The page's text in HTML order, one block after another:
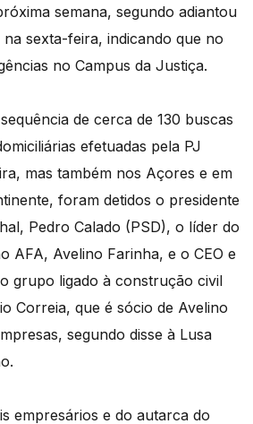
semana, segundo adiantou
sexta-feira, indicando que no
no Campus da Justiça.
de cerca de 130 buscas
efetuadas pela PJ
mas também nos Açores e em
foram detidos o presidente
Pedro Calado (PSD), o líder do
AFA, Avelino Farinha, e o CEO e
grupo ligado à construção civil
Correia, que é sócio de Avelino
segundo disse à Lusa
empresários e do autarca do